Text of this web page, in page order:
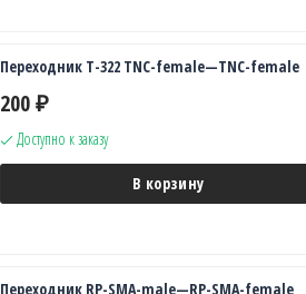
Переходник T-322 TNC-female—TNC-female
200 ₽
Доступно к заказу
В корзину
Переходник RP-SMA-male—RP-SMA-female